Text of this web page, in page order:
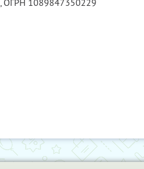
, ОГРН 1089847350229